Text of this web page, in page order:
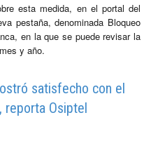
esta medida, en el portal del
pestaña, denominada Bloqueo
en la que se puede revisar la
y año.
satisfecho con el
reporta Osiptel